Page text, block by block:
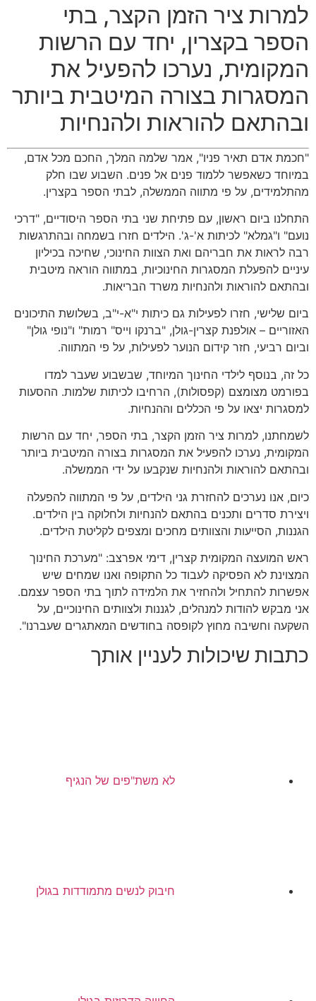
למרות ציר הזמן הקצר, בתי
הספר בקצרין, יחד עם הרשות
המקומית, נערכו להפעיל את
המסגרות בצורה המיטבית ביותר
ובהתאם להוראות ולהנחיות
"חכמת אדם תאיר פניו", אמר שלמה המלך, החכם מכל אדם,
במיוחד כשאפשר ללמוד פנים אל פנים. השבוע שבו חלק
מהתלמידים, על פי מתווה הממשלה, לבתי הספר בקצרין.
התחלנו ביום ראשון, עם פתיחת שני בתי הספר היסודיים, "דרכי
נועם" ו"גמלא" לכיתות א'-ג'. הילדים חזרו בשמחה ובהתרגשות
רבה לראות את חבריהם ואת הצוות החינוכי, שחיכה בכיליון
עיניים להפעלת המסגרות החינוכיות, במתווה הוראה מיטבית
ובהתאם להוראות ולהנחיות משרד הבריאות.
ביום שלישי, חזרו לפעילות גם כיתות י"א-י"ב, בשלושת התיכונים
האזוריים – אולפנת קצרין-גולן, "ברנקו וייס" רמות" ו"נופי גולן"
וביום רביעי, חזר קידום הנוער לפעילות, על פי המתווה.
כל זה, בנוסף לילדי החינוך המיוחד, שבשבוע שעבר למדו
בפורמט מצומצם (קפסולות), הרחיבו לכיתות שלמות. ההסעות
למסגרות יצאו על פי הכללים וההנחיות.
לשמחתנו, למרות ציר הזמן הקצר, בתי הספר, יחד עם הרשות
המקומית, נערכו להפעיל את המסגרות בצורה המיטבית ביותר
ובהתאם להוראות ולהנחיות שנקבעו על ידי הממשלה.
כיום, אנו נערכים להחזרת גני הילדים, על פי המתווה להפעלה
ויצירת סדרים ותכנים בהתאם להנחיות ולחלוקה בין הילדים.
הגננות, הסייעות והצוותים מחכים ומצפים לקליטת הילדים.
ראש המועצה המקומית קצרין, דימי אפרצב: "מערכת החינוך
המצוינת לא הפסיקה לעבוד כל התקופה ואנו שמחים שיש
אפשרות להתחיל ולהחזיר את הלמידה לתוך בתי הספר עצמם.
אני מבקש להודות למנהלים, לגננות ולצוותים החינוכיים, על
השקעה וחשיבה מחוץ לקופסה בחודשים המאתגרים שעברנו".
כתבות שיכולות לעניין אותך
לא משת"פים של הנגיף
חיבוק לנשים מתמודדות בגולן